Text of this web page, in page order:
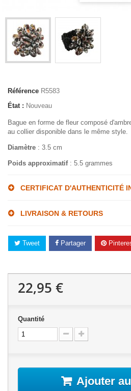
Référence R5583
État : Nouveau
Bague en forme de fleur composé
au collier disponible dans le même style.
Diamètre : 3.5 cm
Poids approximatif : 5.5 grammes
CERTIFICAT D'AUTHENTICITÉ
LIVRAISON & RETOURS
Tweet Partager
22,95 €
Quantité
Ajouter